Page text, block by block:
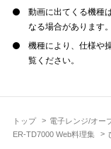
トップ 電子レンジ/オー
ER-TD7000 Web料理集
動画に出てくる機種
なる場合があります。
機種により、仕様や
覧ください。